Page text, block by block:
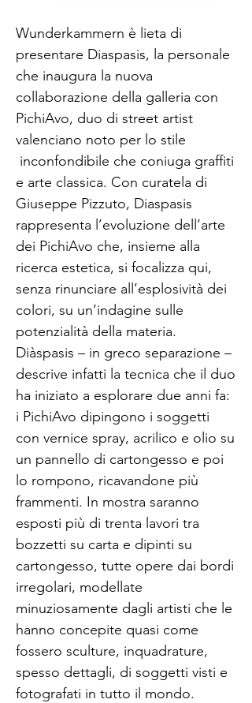
Wunderkammern è lieta di
presentare Diaspasis, la personale
che inaugura la nuova
collaborazione della galleria con
PichiAvo, duo di street artist
valenciano noto per lo stile
inconfondibile che coniuga graffiti
e arte classica. Con curatela di
Giuseppe Pizzuto, Diaspasis
rappresenta l’evoluzione dell’arte
dei PichiAvo che, insieme alla
ricerca estetica, si focalizza qui,
senza rinunciare all’esplosività dei
colori, su un’indagine sulle
potenzialità della materia.
Diàspasis – in greco separazione –
descrive infatti la tecnica che il duo
ha iniziato a esplorare due anni fa:
i PichiAvo dipingono i soggetti
con vernice spray, acrilico e olio su
un pannello di cartongesso e poi
lo rompono, ricavandone più
frammenti. In mostra saranno
esposti più di trenta lavori tra
bozzetti su carta e dipinti su
cartongesso, tutte opere dai bordi
irregolari, modellate
minuziosamente dagli artisti che le
hanno concepite quasi come
fossero sculture, inquadrature,
spesso dettagli, di soggetti visti e
fotografati in tutto il mondo.